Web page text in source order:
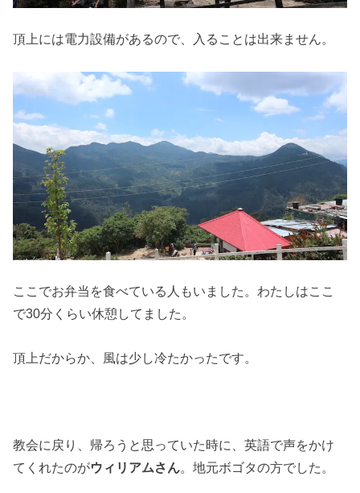
頂上には電力設備があるので、入ることは出来ません。
ここでお弁当を食べている人もいました。わたしはここ
で30分くらい休憩してました。
頂上だからか、風は少し冷たかったです。
教会に戻り、帰ろうと思っていた時に、英語で声をかけ
てくれたのがウィリアムさん。地元ボゴタの方でした。